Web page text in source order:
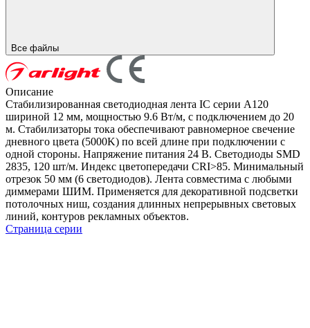
Все файлы
Описание
Стабилизированная светодиодная лента IC серии A120
шириной 12 мм, мощностью 9.6 Вт/м, с подключением до 20
м. Стабилизаторы тока обеспечивают равномерное свечение
дневного цвета (5000K) по всей длине при подключении с
одной стороны. Напряжение питания 24 В. Светодиоды SMD
2835, 120 шт/м. Индекс цветопередачи CRI>85. Минимальный
отрезок 50 мм (6 светодиодов). Лента совместима с любыми
диммерами ШИМ. Применяется для декоративной подсветки
потолочных ниш, создания длинных непрерывных световых
линий, контуров рекламных объектов.
Страница серии